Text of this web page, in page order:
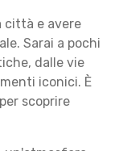
città e avere
Sarai a pochi
dalle vie
iconici. È
scoprire